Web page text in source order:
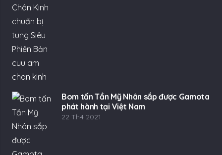
Bom tấn Tần Mỹ Nhân sắp được Gamota
phát hành tại Việt Nam
22 Th4 2021